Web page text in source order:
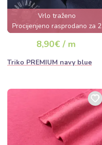
Vrlo traženo
Procijenjeno rasprodano za 2
dana
8,90€ / m
Triko PREMIUM navy blue